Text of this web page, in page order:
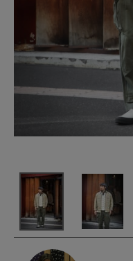
お問い合わせ
OFFICIAL WEB SITE